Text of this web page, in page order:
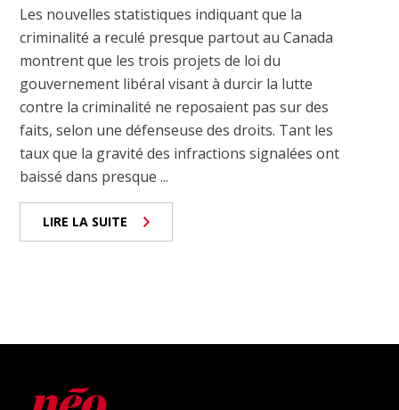
Les nouvelles statistiques indiquant que la
criminalité a reculé presque partout au Canada
montrent que les trois projets de loi du
gouvernement libéral visant à durcir la lutte
contre la criminalité ne reposaient pas sur des
faits, selon une défenseuse des droits. Tant les
taux que la gravité des infractions signalées ont
baissé dans presque ...
LIRE LA SUITE